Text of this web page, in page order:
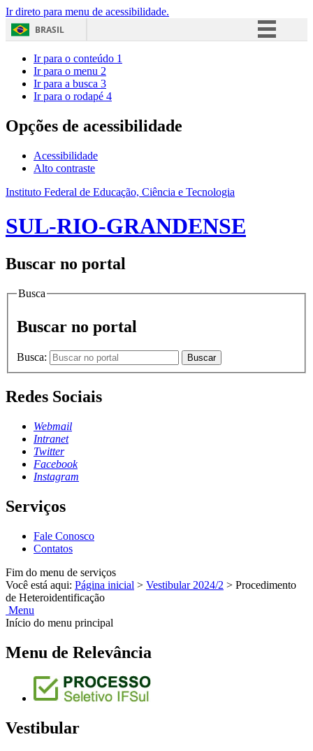
Ir direto para menu de acessibilidade.
BRASIL
Acesso à informação
Ir para o conteúdo 1
Ir para o menu 2
Ir para a busca 3
Ir para o rodapé 4
Opções de acessibilidade
Acessibilidade
Alto contraste
Instituto Federal de Educação, Ciência e Tecnologia
SUL-RIO-GRANDENSE
Buscar no portal
Busca
Buscar no portal
Busca: Buscar
Redes Sociais
Webmail
Intranet
Twitter
Facebook
Instagram
Serviços
Fale Conosco
Contatos
Fim do menu de serviços
Você está aqui: Página inicial > Vestibular 2024/2 > Procedimento
de Heteroidentificação
Menu
Início do menu principal
Menu de Relevância
Vestibular